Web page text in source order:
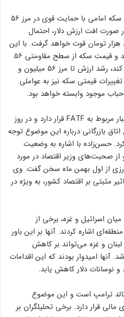
فعالان بازار نیز بر این باورند که سکه امامی با حمایت قوی در مرز 56
صورت افت ارزش دلار، احتمال
کاهش تا مرز 55 میلیون و 800 هزار تومان قوت خواهد گرفت. با این
حال، اگر قیمت دلار افزایش یابد و قیمت سکه از سطح مقاومتی 56
میلیون و 350 هزار تومان عبور کند، رشد ارزش تا مرز 56 میلیون و
قیمتی سکه نیز به عواملی
موجود وابسته خواهد بود.
بازار ارز همچنان تحت تأثیر اخبار مربوط به FATF قرار دارد و در روز
بازرگانی درباره این موضوع توجه
کرد. حسن‌زاده با اشاره به وضعیت
و از صحبت‌های وزیر اقتصاد در مورد
از اول بهمن ماه سخن گفت. وی
مثبتی بر اقتصاد کشور، به ویژه در
میان اسرائیل و غزه، برخی از
اشاره کردند. آنها بر این باور
و غزه می‌تواند بر کاهش
آنها امیدوار بودند که این اقدامات
نوسانات دلار کاهش یابد.
دونالد ترامپ است و این موضوع
قرار دارد. برخی تحلیلگران بر